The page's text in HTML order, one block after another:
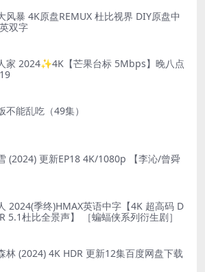
风暴 4K原盘REMUX 杜比视界 DIY原盘中
双字
家 2024✨4K【芒果台标 5Mbps】晚八点
不能乱吃（49集）
(2024) 更新EP18 4K/1080p 【李沁/曾舜
2024(季终)HMAX英语中字【4K 超高码 D
5.1杜比全景声】 ［蝙蝠侠系列衍生剧］
林 (2024) 4K HDR 更新12集百度网盘下载